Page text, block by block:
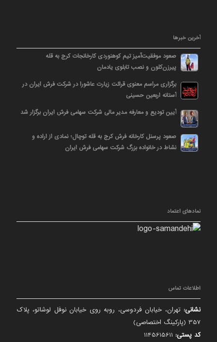
آخرین خبرها
صعود موفقیت‌آمیز تیم کوهنوردی کارخانجات کرج به قله
پیرزن‌کلون و نصب تابلوی یادمان
برگزاری مراسم معنوی قرائت زیارت عاشورا در شرکت فرش ایران در
آستانه اربعین حسینی
آیین تودیع و معارفه مدیر مالی شرکت سهامی فرش ایران برگزار شد
صعود پرسنل کارخانه فرش کرج به قله توچال؛ نمادی از اراده و
نشاط در خانواده بزرگ شرکت سهامی فرش ایران
نمادهای اعتماد
اطلاعات تماس
نشانی: تهران، خیابان فردوسی، روبه روی خیابان نوفل لوشاتو، پلاک
357 (پارکینگ اختصاصی)
کد پستی: